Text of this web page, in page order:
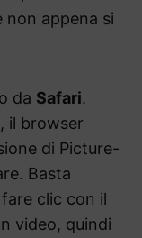
non appena si
da Safari.
il browser
di Picture-
Basta
clic con il
video, quindi